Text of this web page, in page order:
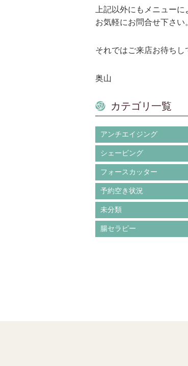
上記以外にもメニュー
お気軽にお問合せ下さい
それではご来店お待ちし
奥山
カテゴリ一覧
アンチエイジング
シェービング
フォースカッター
予約空き状況
未分類
腸セラピー